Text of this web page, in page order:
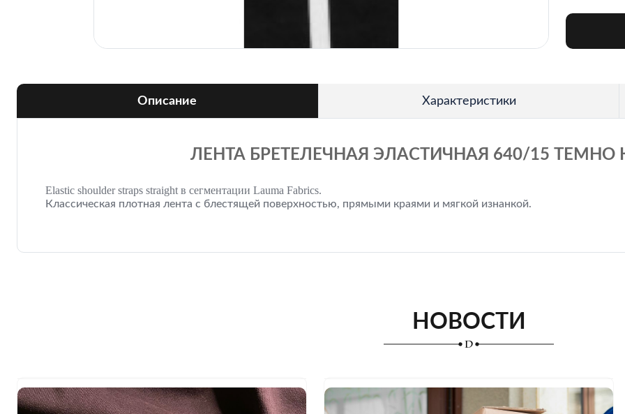
Описание Характеристики
ЛЕНТА БРЕТЕЛЕЧНАЯ ЭЛАСТИЧНАЯ 640/15 ТЕМНО
Elastic shoulder straps straight в сегментации Lauma Fabrics.
Классическая плотная лента с блестящей поверхностью, прямыми краями и мягкой изнанкой.
НОВОСТИ